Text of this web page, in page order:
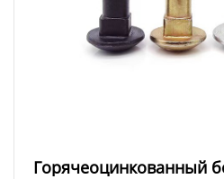
Горячеоцинкованный